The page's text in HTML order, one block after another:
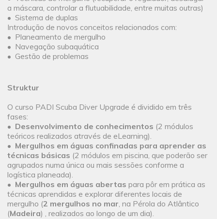
a máscara, controlar a flutuabilidade, entre muitas outras)
• Sistema de duplas
Introdução de novos conceitos relacionados com:
• Planeamento de mergulho
• Navegação subaquática
• Gestão de problemas
Struktur
O curso PADI Scuba Diver Upgrade é dividido em três
fases:
• Desenvolvimento de conhecimentos (2 módulos
teóricos realizados através de eLearning).
• Mergulhos em águas confinadas para aprender as
técnicas básicas (2 módulos em piscina, que poderão ser
agrupados numa única ou mais sessões conforme a
logística planeada).
• Mergulhos em águas abertas para pôr em prática as
técnicas aprendidas e explorar diferentes locais de
mergulho (2 mergulhos no mar, na Pérola do Atlântico
(Madeira) , realizados ao longo de um dia).